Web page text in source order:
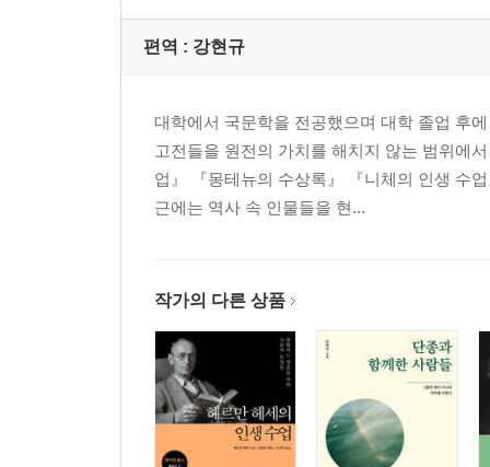
편역 : 강현규
대학에서 국문학을 전공했으며 대학 졸업 후
고전들을 원전의 가치를 해치지 않는 범위에
업』 『몽테뉴의 수상록』 『니체의 인생 수
근에는 역사 속 인물들을 현...
작가의 다른 상품